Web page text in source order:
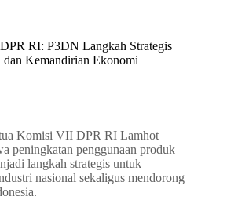
RI: P3DN Langkah Strategis
Kemandirian Ekonomi
Komisi VII DPR RI Lamhot
peningkatan penggunaan produk
langkah strategis untuk
nasional sekaligus mendorong